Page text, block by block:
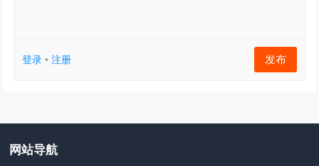
登录 •注册 发布
网站导航